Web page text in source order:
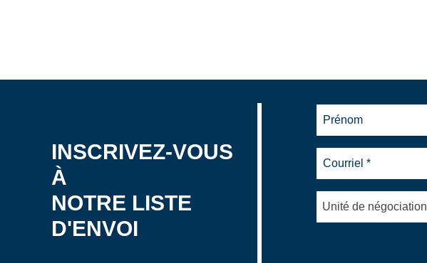
INSCRIVEZ-VOUS
À
NOTRE LISTE
D'ENVOI
Unité de négociation